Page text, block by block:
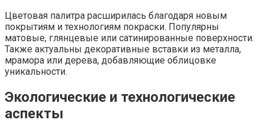
Цветовая палитра расширилась благодаря новым
покрытиям и технологиям покраски. Популярны
матовые, глянцевые или сатинированные поверхности.
Также актуальны декоративные вставки из металла,
мрамора или дерева, добавляющие облицовке
уникальности.
Экологические и технологические
аспекты